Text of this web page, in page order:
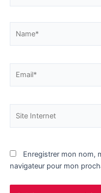
Internet
Enregistrer mon nom,
navigateur pour mon